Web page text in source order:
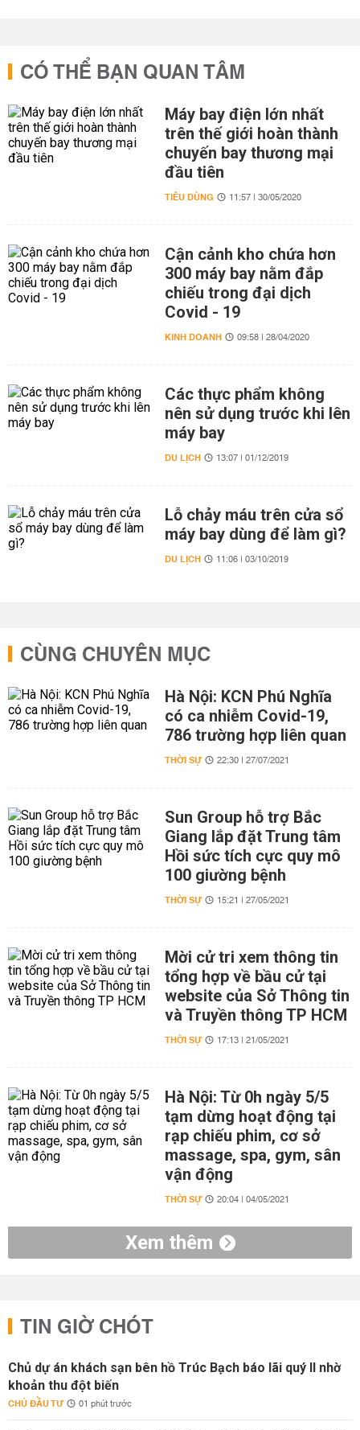
CÓ THỂ BẠN QUAN TÂM
Máy bay điện lớn nhất
trên thế giới hoàn thành
chuyến bay thương mại
đầu tiên
TIÊU DÙNG 11:57 | 30/05/2020
Cận cảnh kho chứa hơn
300 máy bay nằm đắp
chiếu trong đại dịch
Covid - 19
KINH DOANH 09:58 | 28/04/2020
Các thực phẩm không
nên sử dụng trước khi lên
máy bay
DU LỊCH 13:07 | 01/12/2019
Lỗ chảy máu trên cửa sổ
máy bay dùng để làm gì?
DU LỊCH 11:06 | 03/10/2019
CÙNG CHUYÊN MỤC
Hà Nội: KCN Phú Nghĩa
có ca nhiễm Covid-19,
786 trường hợp liên quan
THỜI SỰ 22:30 | 27/07/2021
Sun Group hỗ trợ Bắc
Giang lắp đặt Trung tâm
Hồi sức tích cực quy mô
100 giường bệnh
THỜI SỰ 15:21 | 27/05/2021
Mời cử tri xem thông tin
tổng hợp về bầu cử tại
website của Sở Thông tin
và Truyền thông TP HCM
THỜI SỰ 17:13 | 21/05/2021
Hà Nội: Từ 0h ngày 5/5
tạm dừng hoạt động tại
rạp chiếu phim, cơ sở
massage, spa, gym, sân
vận động
THỜI SỰ 20:04 | 04/05/2021
Xem thêm
TIN GIỜ CHÓT
Chủ dự án khách sạn bên hồ Trúc Bạch báo lãi quý II nhờ
khoản thu đột biến
CHỦ ĐẦU TƯ 01 phút trước